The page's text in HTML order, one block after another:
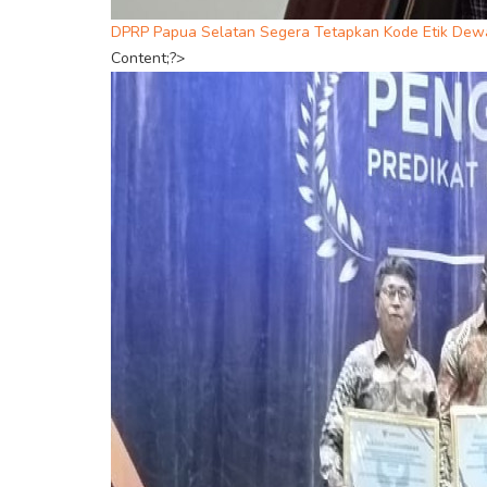
DPRP Papua Selatan Segera Tetapkan Kode Etik
Content;?>